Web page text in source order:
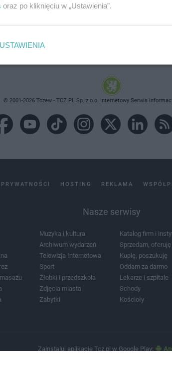
© 2001-2026 Tczew - TCZ.PL Sp. z o.o. Internetowy Serwis
HOSTING REKLAMA
Nasze serwisy
Muzyka i kultura
Archiwum wydarzeń
Telewizja Internetowa
Sport
Żłobki i przedszkola
Zdjęcia miasta
Zabytki
Katalog firm i
Sprzedam, oferuję
Kupię, poszukuję
Oddam za darmo
Lekarze i szpitale
Schody
Kościoły
Zainstaluj aplikację Tcz.pl w Google Play:
oraz po kliknięciu w „Ustawienia”.
USTAWIENIA